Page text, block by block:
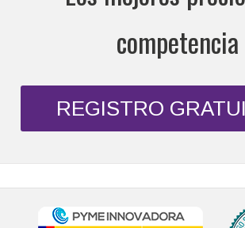
competencia
REGISTRO